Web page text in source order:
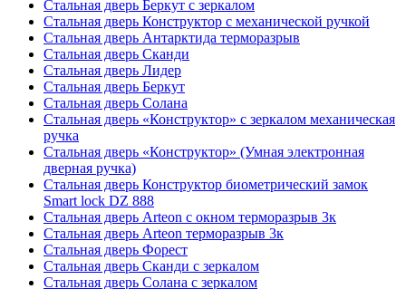
Стальная дверь Беркут с зеркалом
Стальная дверь Конструктор с механической ручкой
Стальная дверь Антарктида терморазрыв
Стальная дверь Сканди
Стальная дверь Лидер
Стальная дверь Беркут
Стальная дверь Солана
Стальная дверь «Конструктор» с зеркалом механическая
ручка
Стальная дверь «Конструктор» (Умная электронная
дверная ручка)
Стальная дверь Конструктор биометрический замок
Smart lock DZ 888
Стальная дверь Arteon с окном терморазрыв 3к
Стальная дверь Arteon терморазрыв 3к
Стальная дверь Форест
Стальная дверь Сканди с зеркалом
Стальная дверь Солана с зеркалом